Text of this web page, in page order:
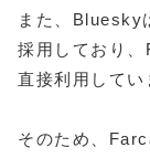
また、Bluesky
採用しており
直接利用してい
そのため、